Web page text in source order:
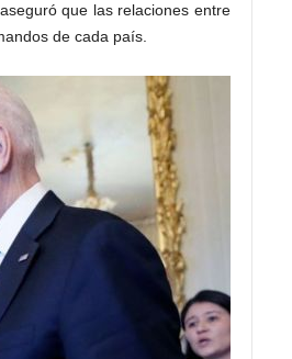
que las relaciones entre
de cada país.